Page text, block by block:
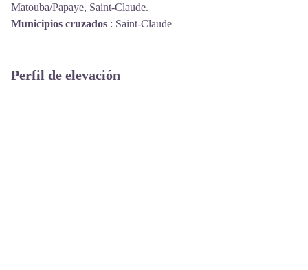
Matouba/Papaye, Saint-Claude.
Municipios cruzados : Saint-Claude
Perfil de elevación